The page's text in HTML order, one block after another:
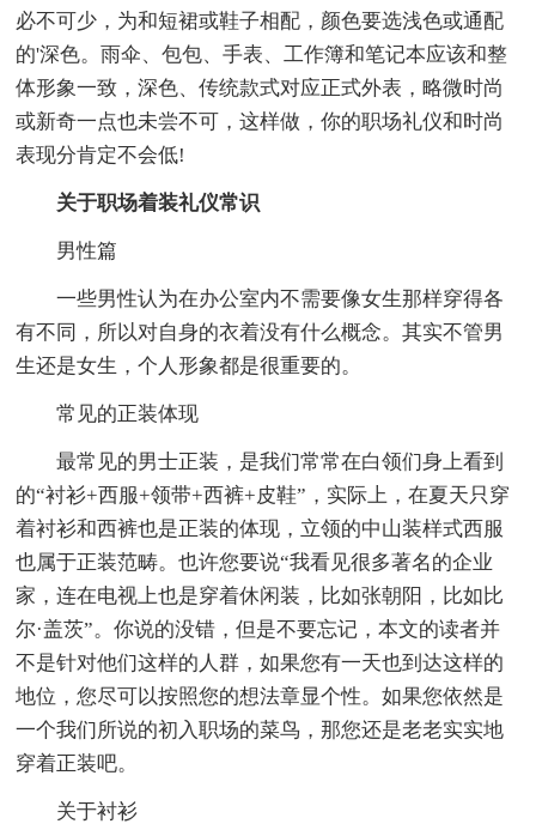
必不可少，为和短裙或鞋子相配，颜色要选浅色或通配
的'深色。雨伞、包包、手表、工作簿和笔记本应该和整
体形象一致，深色、传统款式对应正式外表，略微时尚
或新奇一点也未尝不可，这样做，你的职场礼仪和时尚
表现分肯定不会低!
关于职场着装礼仪常识
男性篇
一些男性认为在办公室内不需要像女生那样穿得各
有不同，所以对自身的衣着没有什么概念。其实不管男
生还是女生，个人形象都是很重要的。
常见的正装体现
最常见的男士正装，是我们常常在白领们身上看到
的“衬衫+西服+领带+西裤+皮鞋”，实际上，在夏天只穿
着衬衫和西裤也是正装的体现，立领的中山装样式西服
也属于正装范畴。也许您要说“我看见很多著名的企业
家，连在电视上也是穿着休闲装，比如张朝阳，比如比
尔·盖茨”。你说的没错，但是不要忘记，本文的读者并
不是针对他们这样的人群，如果您有一天也到达这样的
地位，您尽可以按照您的想法章显个性。如果您依然是
一个我们所说的初入职场的菜鸟，那您还是老老实实地
穿着正装吧。
关于衬衫